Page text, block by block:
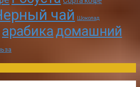
чай Шоколад
арабикадомашний